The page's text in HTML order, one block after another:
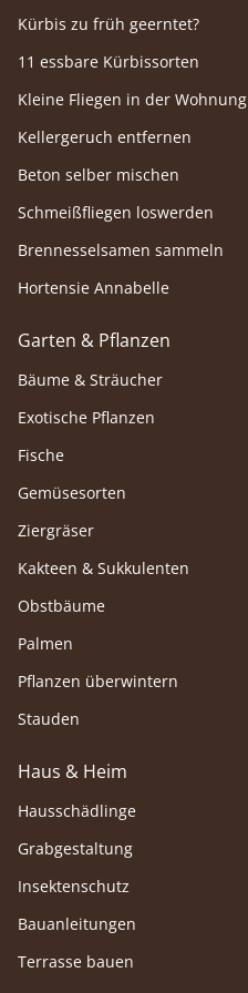
Kürbis zu früh geerntet?
11 essbare Kürbissorten
Kleine Fliegen in der Wohnung
Kellergeruch entfernen
Beton selber mischen
Schmeißfliegen loswerden
Brennesselsamen sammeln
Hortensie Annabelle
Garten & Pflanzen
Bäume & Sträucher
Exotische Pflanzen
Fische
Gemüsesorten
Ziergräser
Kakteen & Sukkulenten
Obstbäume
Palmen
Pflanzen überwintern
Stauden
Haus & Heim
Hausschädlinge
Grabgestaltung
Insektenschutz
Bauanleitungen
Terrasse bauen